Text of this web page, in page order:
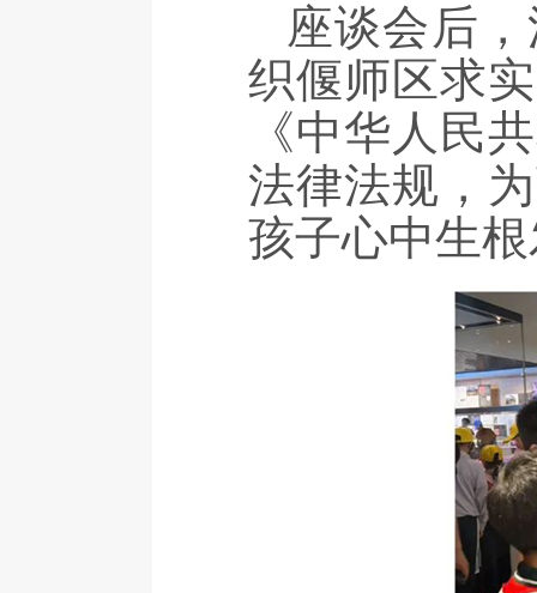
座谈会后
织偃师区求
《中华人民
法律法规，
孩子心中生